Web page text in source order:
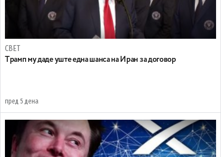
СВЕТ
Tрамп му даде уште една шанса на Иран за договор
пред 5 дена